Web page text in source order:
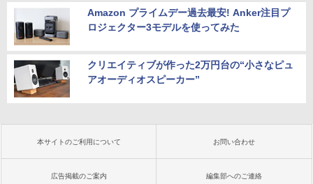
Amazon プライムデー過去最安! Anker注目プ
ロジェクター3モデルを使ってみた
クリエイティブが作った2万円台の“小さなピュ
アオーディオスピーカー”
本サイトのご利用について お問い合わせ
広告掲載のご案内 編集部へのご連絡